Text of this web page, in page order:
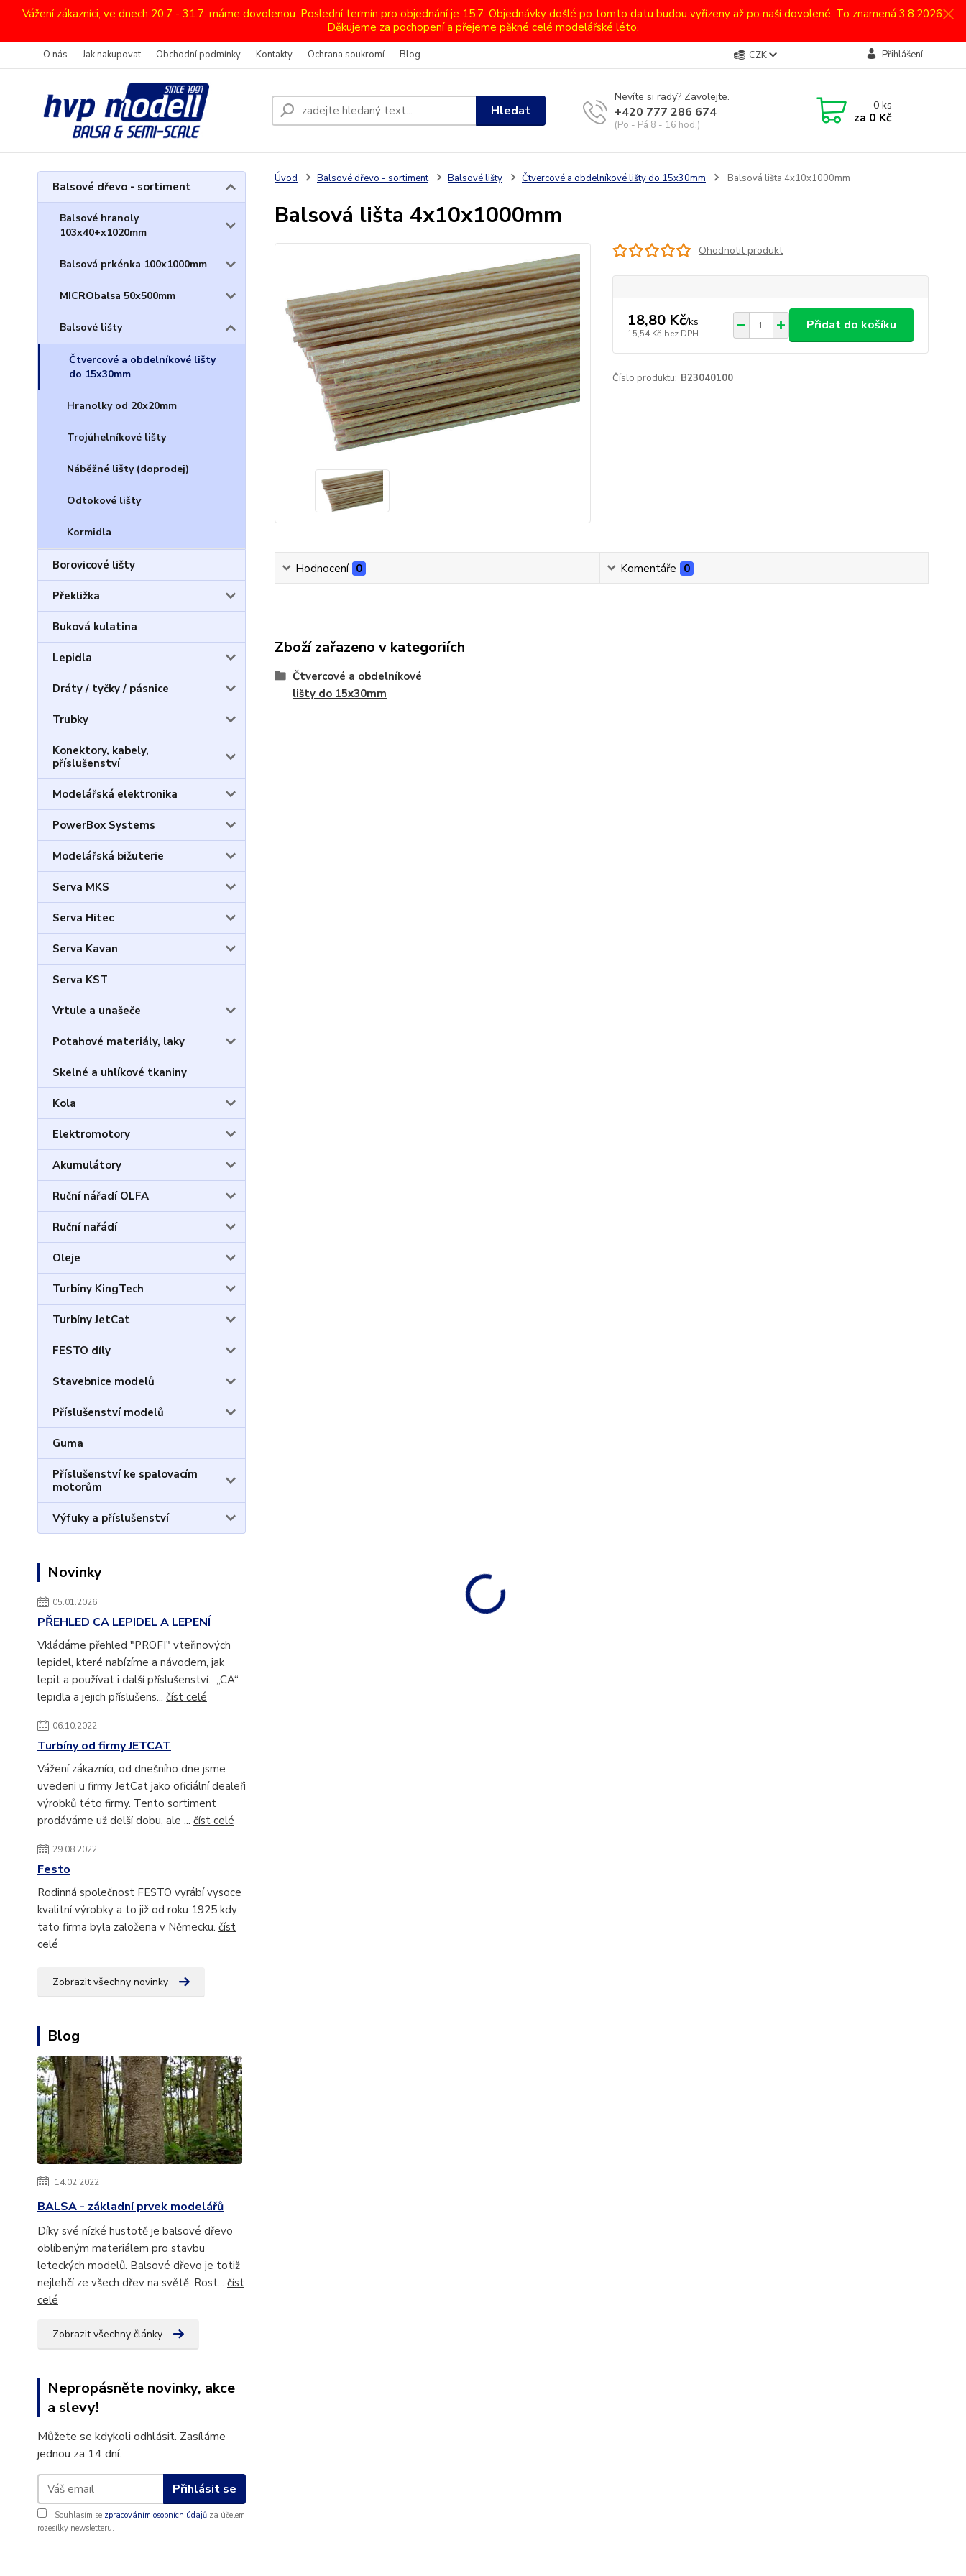
Vážení zákazníci, ve dnech 20.7 - 31.7. máme dovolenou. Poslední termín pro objednání je 15.7. Objednávky došlé po tomto datu budou vyřízeny až po naší dovolené. To znamená 3.8.2026.
Děkujeme za pochopení a přejeme pěkné celé modelářské léto.
O nás Jak nakupovat Obchodní podmínky Kontakty Ochrana soukromí Blog CZK Přihlášení
Hledat
Nevíte si rady? Zavolejte.
+420 777 286 674
(Po - Pá 8 - 16 hod.)
0ks
za 0 Kč
Balsové dřevo - sortiment
Balsové hranoly
103x40+x1020mm
Balsová prkénka 100x1000mm
MICRObalsa 50x500mm
Balsové lišty
Čtvercové a obdelníkové lišty
do 15x30mm
Hranolky od 20x20mm
Trojúhelníkové lišty
Náběžné lišty (doprodej)
Odtokové lišty
Kormidla
Borovicové lišty
Překližka
Buková kulatina
Lepidla
Dráty / tyčky / pásnice
Trubky
Konektory, kabely,
příslušenství
Modelářská elektronika
PowerBox Systems
Modelářská bižuterie
Serva MKS
Serva Hitec
Serva Kavan
Serva KST
Vrtule a unašeče
Potahové materiály, laky
Skelné a uhlíkové tkaniny
Kola
Elektromotory
Akumulátory
Ruční nářadí OLFA
Ruční nařádí
Oleje
Turbíny KingTech
Turbíny JetCat
FESTO díly
Stavebnice modelů
Příslušenství modelů
Guma
Příslušenství ke spalovacím
motorům
Výfuky a příslušenství
Novinky
05.01.2026
PŘEHLED CA LEPIDEL A LEPENÍ
Vkládáme přehled "PROFI" vteřinových
lepidel, které nabízíme a návodem, jak
lepit a používat i další příslušenství. „CA“
lepidla a jejich příslušens... číst celé
06.10.2022
Turbíny od firmy JETCAT
Vážení zákazníci, od dnešního dne jsme
uvedeni u firmy JetCat jako oficiální dealeři
výrobků této firmy. Tento sortiment
prodáváme už delší dobu, ale ... číst celé
29.08.2022
Festo
Rodinná společnost FESTO vyrábí vysoce
kvalitní výrobky a to již od roku 1925 kdy
tato firma byla založena v Německu. číst
celé
Zobrazit všechny novinky
Blog
14.02.2022
BALSA - základní prvek modelářů
Díky své nízké hustotě je balsové dřevo
oblíbeným materiálem pro stavbu
leteckých modelů. Balsové dřevo je totiž
nejlehčí ze všech dřev na světě. Rost... číst
celé
Zobrazit všechny články
Nepropásněte novinky, akce
a slevy!
Můžete se kdykoli odhlásit. Zasíláme
jednou za 14 dní.
Přihlásit se
Souhlasím se zpracováním osobních údajů za účelem
rozesílky newsletteru.
Úvod Balsové dřevo - sortiment Balsové lišty Čtvercové a obdelníkové lišty do 15x30mm Balsová lišta 4x10x1000mm
Balsová lišta 4x10x1000mm
Ohodnotit produkt
18,80 Kč/ks
15,54 Kč bez DPH
Přidat do košíku
Číslo produktu: B23040100
Hodnocení 0 Komentáře 0
Zboží zařazeno v kategoriích
Čtvercové a obdelníkové
lišty do 15x30mm